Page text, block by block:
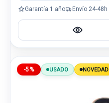
Garantía 1 año Envío 24-48h
-5% USADO NOVEDAD